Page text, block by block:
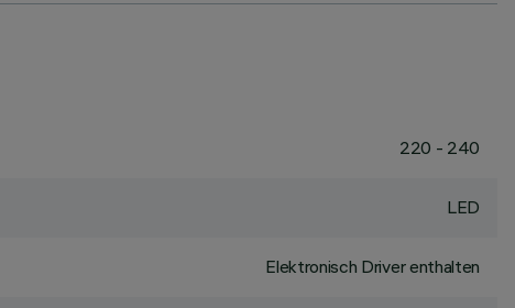
220 - 240
LED
Elektronisch Driver enthalten